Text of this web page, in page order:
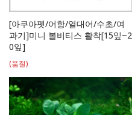
[아쿠아펫/어항/열대어/수초/여
과기]미니 볼비티스 활착[15잎~2
0잎]
(품절)